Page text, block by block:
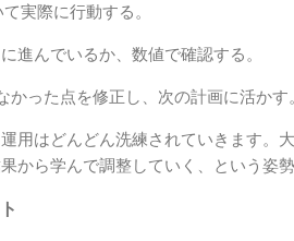
実際に行動する。
進んでいるか、数値で確認する。
かった点を修正し、次の計画に活かす。
用はどんどん洗練されていきます。
から学んで調整していく、という姿